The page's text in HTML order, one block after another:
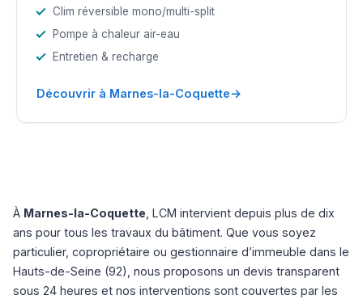
Clim réversible mono/multi-split
Pompe à chaleur air-eau
Entretien & recharge
Découvrir à Marnes-la-Coquette→
À Marnes-la-Coquette , LCM intervient depuis plus de dix
ans pour tous les travaux du bâtiment. Que vous soyez
particulier, copropriétaire ou gestionnaire d’immeuble dans le
Hauts-de-Seine (92), nous proposons un devis transparent
sous 24 heures et nos interventions sont couvertes par les